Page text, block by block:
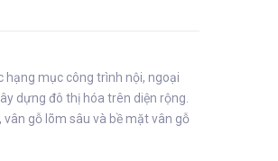
hạng mục công trình nội, ngoại
dựng đô thị hóa trên diện rộng.
gỗ lõm sâu và bề mặt vân gỗ